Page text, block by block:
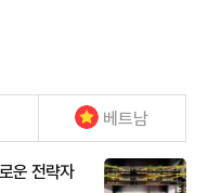
베트남
운 전략자